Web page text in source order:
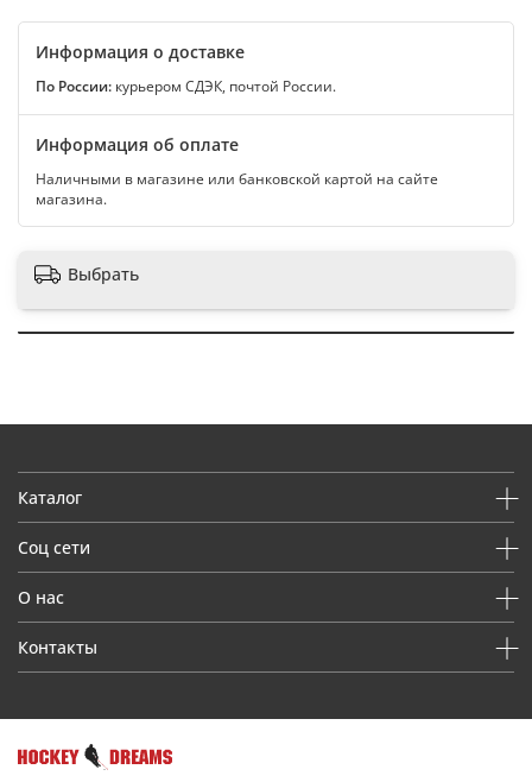
Информация о доставке
По России: курьером СДЭК, почтой России.
Информация об оплате
Наличными в магазине или банковской картой на сайте
магазина.
Выбрать
Каталог
Соц сети
О нас
Контакты